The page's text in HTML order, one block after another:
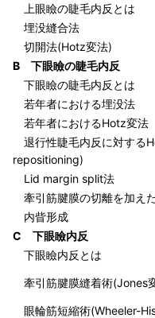
上眼瞼の睫毛内反とは
埋没縫合法
切開法(Hotz変法)
B 下眼瞼の睫毛内反
下眼瞼の睫毛内反とは
若年者における埋没法
若年者におけるHotz変法
退行性睫毛内反に対する
repositioning)
Lid margin split法
牽引筋腱膜の切離を加え
内眥形成
C 下眼瞼内反
下眼瞼内反とは
牽引筋腱膜縫着術(Jones
眼輪筋短縮術(Wheeler-